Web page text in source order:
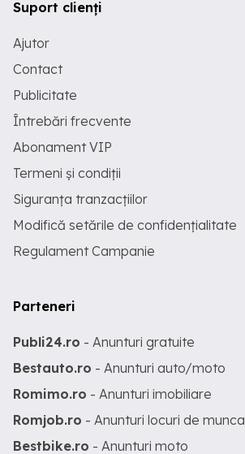
Suport clienți
Ajutor
Contact
Publicitate
Întrebări frecvente
Abonament VIP
Termeni și condiții
Siguranța tranzacțiilor
Modifică setările de confidențialitate
Regulament Campanie
Parteneri
Publi24.ro - Anunturi gratuite
Bestauto.ro - Anunturi auto/moto
Romimo.ro - Anunturi imobiliare
Romjob.ro - Anunturi locuri de munca
Bestbike.ro - Anunturi moto